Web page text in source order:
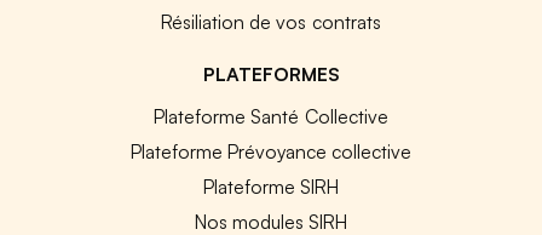
Résiliation de vos contrats
PLATEFORMES
Plateforme Santé Collective
Plateforme Prévoyance collective
Plateforme SIRH
Nos modules SIRH